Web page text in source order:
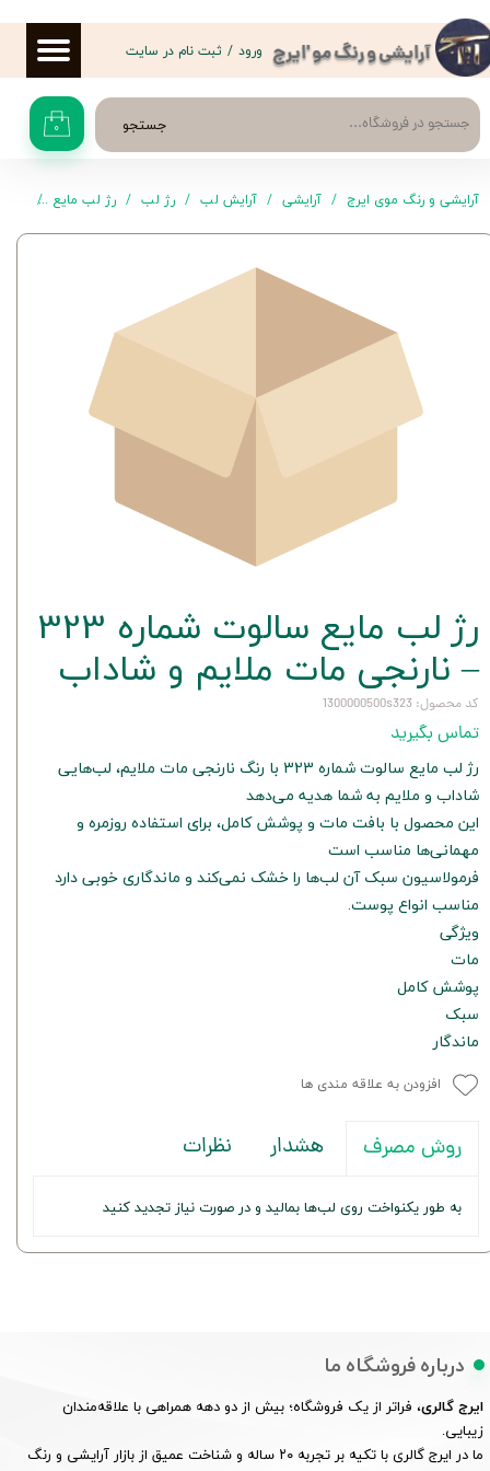
آرایشی و رنگ مو 'ایرج
جستجو ۰
ورود / ثبت نام در سایت
حساب کاربری من
تغییر گذر واژه
سفارشات
خروج از حساب کاربری
آرایشی و رنگ موی ایرج آرایشی آرایش لب رژ لب رژ لب مایع
رژ لب مایع سالوت شماره 323
– نارنجی مات ملایم و شاداب
کد محصول: 1300000500s323
تماس بگیرید
رژ لب مایع سالوت شماره 323 با رنگ نارنجی مات ملایم، لب‌هایی
شاداب و ملایم به شما هدیه می‌دهد
این محصول با بافت مات و پوشش کامل، برای استفاده روزمره و
مهمانی‌ها مناسب است
فرمولاسیون سبک آن لب‌ها را خشک نمی‌کند و ماندگاری خوبی دارد
مناسب انواع پوست.
ویژگی
مات
پوشش کامل
سبک
ماندگار
افزودن به علاقه مندی ها
روش مصرف هشدار نظرات
به طور یکنواخت روی لب‌ها بمالید و در صورت نیاز تجدید کنید
درباره فروشگاه ما
ایرج گالری، فراتر از یک فروشگاه؛ بیش از دو دهه همراهی با علاقه‌مندان
زیبایی.
ما در ایرج گالری با تکیه بر تجربه ۲۰ ساله و شناخت عمیق از بازار آرایشی و رنگ